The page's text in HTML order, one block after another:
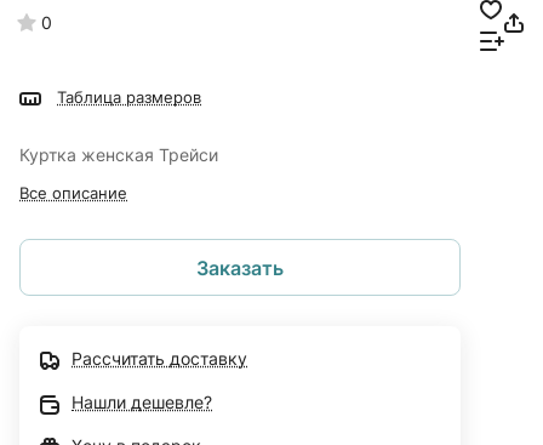
0
Таблица размеров
Куртка женская Трейси
Все описание
Заказать
Рассчитать доставку
Нашли дешевле?